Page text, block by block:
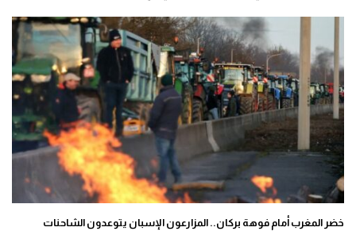
خضر المغرب أمام فوهة بركان.. المزارعون الإسبان يتوعدون الشاحنات